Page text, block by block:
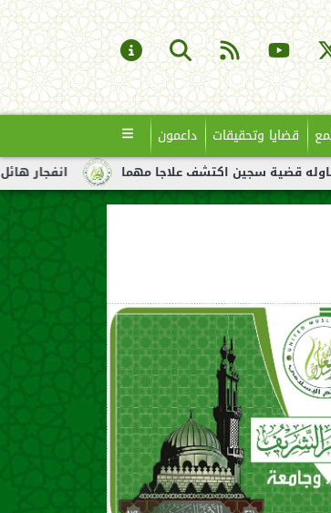
قضايا وتحقيقات داعمون
انفجار هائل لناقلة نفط اكتشف علاجا مهما